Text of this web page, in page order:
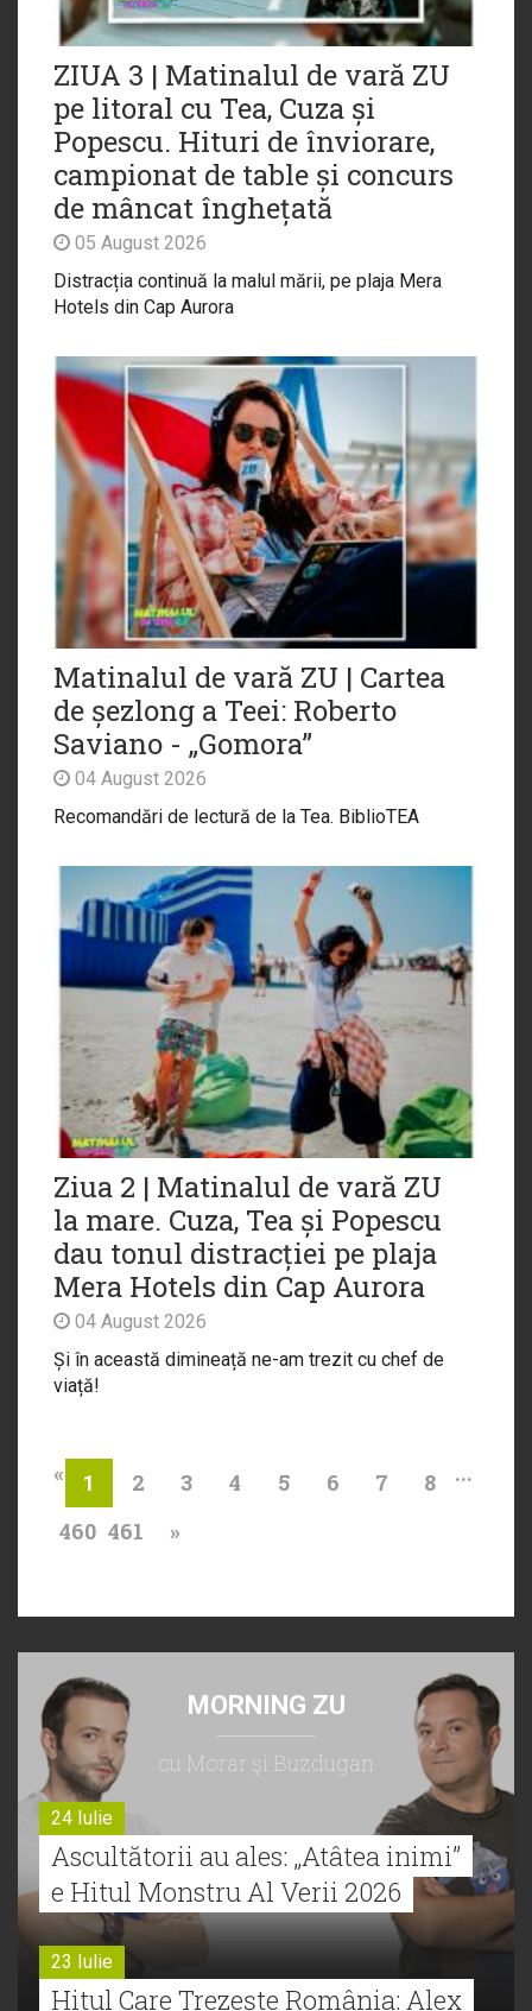
ZIUA 3 | Matinalul de vară ZU
pe litoral cu Tea, Cuza și
Popescu. Hituri de înviorare,
campionat de table și concurs
de mâncat înghețată
05 August 2026
Distracția continuă la malul mării, pe plaja Mera
Hotels din Cap Aurora
Matinalul de vară ZU | Cartea
de șezlong a Teei: Roberto
Saviano - „Gomora”
04 August 2026
Recomandări de lectură de la Tea. BiblioTEA
Ziua 2 | Matinalul de vară ZU
la mare. Cuza, Tea și Popescu
dau tonul distracției pe plaja
Mera Hotels din Cap Aurora
04 August 2026
Și în această dimineață ne-am trezit cu chef de
viață!
« 1 2 3 4 5 6 7 8 ...
460 461 »
MORNING ZU
cu Morar şi Buzdugan
24 Iulie
Ascultătorii au ales: „Atâtea inimi”
e Hitul Monstru Al Verii 2026
23 Iulie
Hitul Care Trezește România: Alex